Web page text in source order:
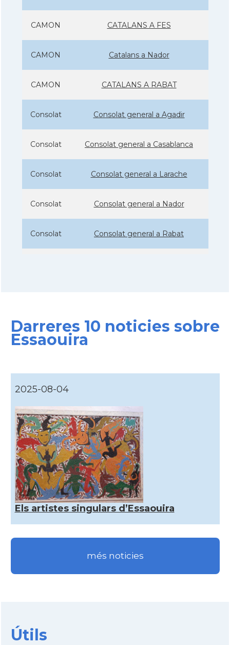
CAMON CATALANS A FES
CAMON Catalans a Nador
CAMON CATALANS A RABAT
Consolat Consolat general a Agadir
Consolat Consolat general a Casablanca
Consolat Consolat general a Larache
Consolat Consolat general a Nador
Consolat Consolat general a Rabat
Ambaixada Ambaixada espanyola a Marroc
* + ambaixades i consolats
Darreres 10 noticies sobre
Essaouira
2025-08-04
Els artistes singulars d’Essaouira
més noticies
Útils